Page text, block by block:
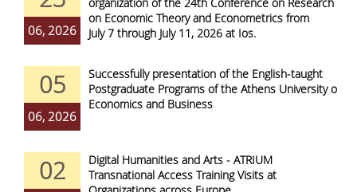
06, 2026
on Economic Theory and Econometrics from
July 7 through July 11, 2026 at Ios.
05
06, 2026
Successfully presentation of the English-taught
Postgraduate Programs of the Athens University of
Economics and Business
02
Digital Humanities and Arts - ATRIUM
Transnational Access Training Visits at